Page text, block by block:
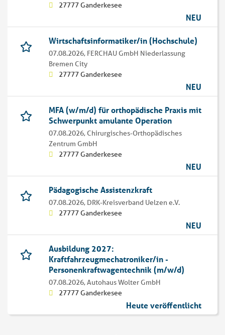
27777 Ganderkesee
NEU
Wirtschaftsinformatiker/in (Hochschule)
07.08.2026, FERCHAU GmbH Niederlassung
Bremen City
27777 Ganderkesee
NEU
MFA (w/m/d) für orthopädische Praxis mit
Schwerpunkt amulante Operation
07.08.2026, Chirurgisches-Orthopädisches
Zentrum GmbH
27777 Ganderkesee
NEU
Pädagogische Assistenzkraft
07.08.2026, DRK-Kreisverband Uelzen e.V.
27777 Ganderkesee
NEU
Ausbildung 2027:
Kraftfahrzeugmechatroniker/in -
Personenkraftwagentechnik (m/w/d)
07.08.2026,Autohaus Wolter GmbH
27777 Ganderkesee
Heute veröffentlicht